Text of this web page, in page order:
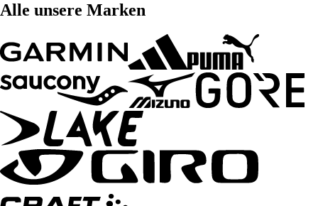
Alle unsere Marken